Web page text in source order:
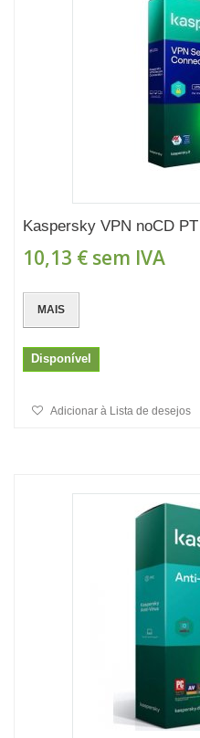
Kaspersky VPN noCD
10,13 € sem IVA
MAIS
Disponível
Adicionar à Lista de desejos